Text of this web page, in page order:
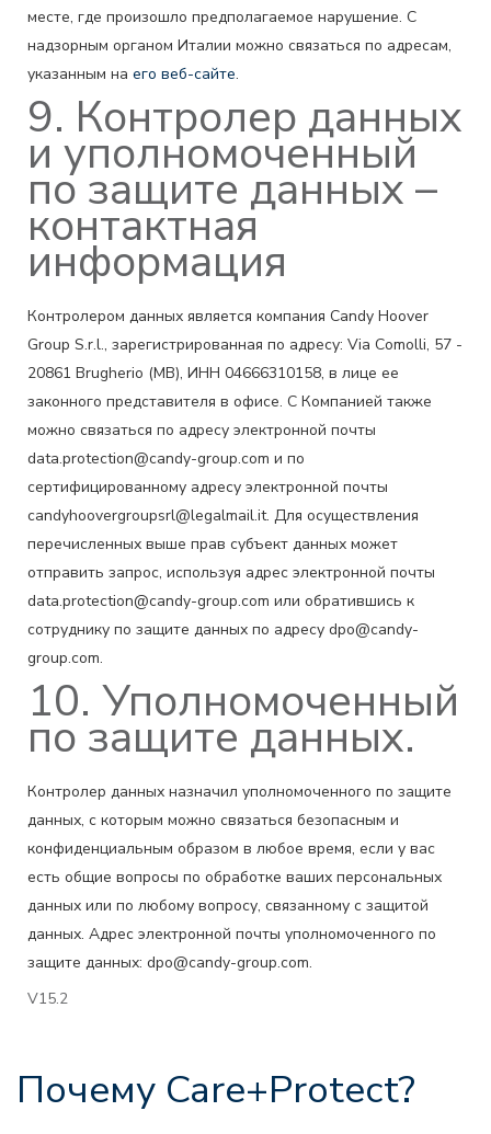
месте, где произошло предполагаемое нарушение. С
надзорным органом Италии можно связаться по адресам,
указанным на его веб-сайте.
9. Контролер данных
и уполномоченный
по защите данных –
контактная
информация
Контролером данных является компания Candy Hoover
Group S.r.l., зарегистрированная по адресу: Via Comolli, 57 -
20861 Brugherio (MB), ИНН 04666310158, в лице ее
законного представителя в офисе. С Компанией также
можно связаться по адресу электронной почты
data.protection@candy-group.com и по
сертифицированному адресу электронной почты
candyhoovergroupsrl@legalmail.it. Для осуществления
перечисленных выше прав субъект данных может
отправить запрос, используя адрес электронной почты
data.protection@candy-group.com или обратившись к
сотруднику по защите данных по адресу dpo@candy-
group.com.
10. Уполномоченный
по защите данных.
Контролер данных назначил уполномоченного по защите
данных, с которым можно связаться безопасным и
конфиденциальным образом в любое время, если у вас
есть общие вопросы по обработке ваших персональных
данных или по любому вопросу, связанному с защитой
данных. Адрес электронной почты уполномоченного по
защите данных: dpo@candy-group.com.
V15.2
Почему Care+Protect?